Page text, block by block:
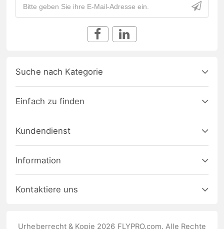
Suche nach Kategorie
Einfach zu finden
Kundendienst
Information
Kontaktiere uns
Urheberrecht & Kopie 2026 FLYPRO.com. Alle Rechte